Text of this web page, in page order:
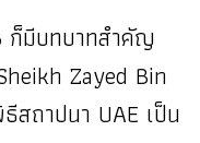
ก็มีบทบาทสำคัญ
Zayed Bin
สถาปนา UAE เป็น